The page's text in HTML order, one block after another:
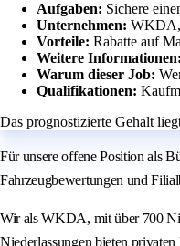
Aufgaben: Sichere
Unternehmen: WKDA,
Vorteile: Rabatte auf
Weitere Informationen:
Warum dieser Job:
Qualifikationen:
Das prognostizierte Gehalt
Für unsere offene Position als
Fahrzeugbewertungen und
Wir als WKDA, mit über 700
Niederlassungen bieten